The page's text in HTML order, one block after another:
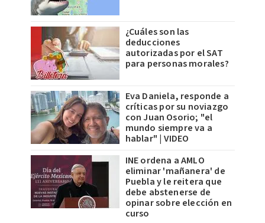
¿Cuáles son las
deducciones
autorizadas por el SAT
para personas morales?
Eva Daniela, responde a
críticas por su noviazgo
con Juan Osorio; "el
mundo siempre va a
hablar" | VIDEO
INE ordena a AMLO
eliminar 'mañanera' de
Puebla y le reitera que
debe abstenerse de
opinar sobre elección en
curso